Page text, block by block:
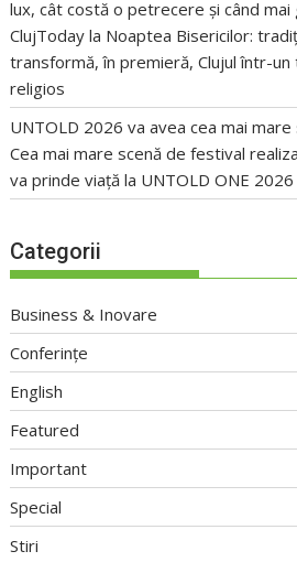
lux, cât costă o petrecere și când
ClujToday la Noaptea Bisericilor:
transformă, în premieră, Clujul într-
religios
UNTOLD 2026 va avea cea mai mare
Cea mai mare scenă de festival
va prinde viață la UNTOLD ONE 2026
Categorii
Business & Inovare
Conferințe
English
Featured
Important
Special
Stiri